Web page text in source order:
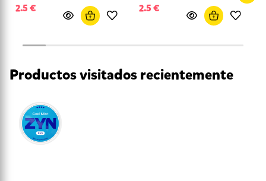
2.5 €
2.5 €
Productos visitados recientemente